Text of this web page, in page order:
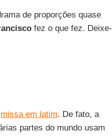
de proporções quase
fez o que fez. Deixe-
missa em latim. De fato, a
partes do mundo usam